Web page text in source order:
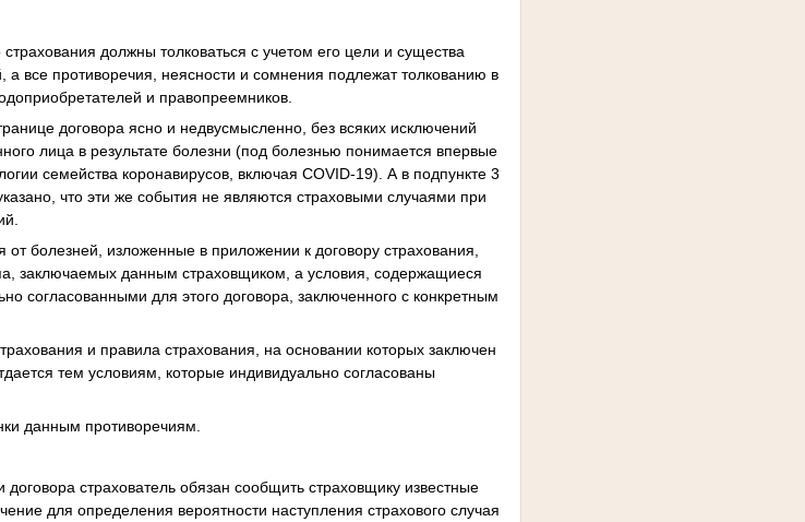
должны толковаться с учетом его цели и существа
а все противоречия, неясности и сомнения подлежат толкованию в
и правопреемников.
договора ясно и недвусмысленно, без всяких исключений
лица в результате болезни (под болезнью понимается впервые
семейства коронавирусов, включая COVID-19). А в подпункте 3
что эти же события не являются страховыми случаями при
болезней, изложенные в приложении к договору страхования,
заключаемых данным страховщиком, а условия, содержащиеся
согласованными для этого договора, заключенного с конкретным
и правила страхования, на основании которых заключен
тем условиям, которые индивидуально согласованы
данным противоречиям.
страхователь обязан сообщить страховщику известные
для определения вероятности наступления страхового случая